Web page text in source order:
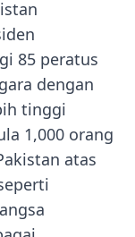
85 peratus
dengan
tinggi
1,000 orang
atas